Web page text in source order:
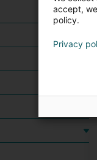
accept,
policy.
Privacy